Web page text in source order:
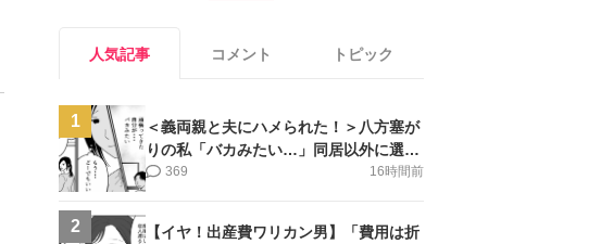
人気記事 コメント トピック
1
＜義両親と夫にハメられた！＞八方塞が
りの私「バカみたい…」同居以外に選択
肢がない【第5話まんが】
16時間前
369
2
【イヤ！出産費ワリカン男】「費用は折